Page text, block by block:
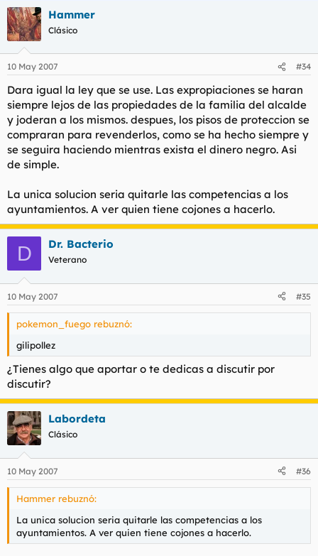
En su paso por el Senado, grupos como CiU no dieron el apoyo
a la ley hasta que, mediante un pacto con el PSOE, se limaron
ciertos aspectos competenciales que, según los grupos
nacionalistas, quitaban poder de decisión a las Comunidades
Autónomas. El Partido Popular, sin embargo, mantuvo su
oposición.
Rodríguez Zapatero intervino en el debate del pleno de la
Cámara Baja asegurando que de esta ley depende el
cumplimiento del mandato constitucional de ofrecer una
vivienda digna y adecuada a todos los ciudadanos. Para ello, la
ley reserva un 30% del suelo residencial para vivienda
protegida.
renta baja y media, el jefe del Ejecutivo afirmó que la ley
proporciona los instrumentos para "frenar la espiral de precios
desorbitados de la vivienda que se ha vivido en los últimos
años".
Desde el Partido Puluar se ha criticado la norma que afectará,
según este partido, especialmente a los propietarios de suelos
rústicos.
La nueva Ley del Suelo busca también reducir la corrupción
urbanística con renovados mecanismos de transparencia y
urbanísticos.
Durante el trámite parlamentario, la Asociación de Promotores
y Constructores criticó la ley afirmando que lejos de combatir
la corrupción, la favorecería.
Esta ley entrará en vigor el próximo 1 de julio, por lo que
afectará ya a los nuevos ayuntamientos constituidos tras las
elecciones del 27 de mayo.
/Por Edgar Aribau/
Hammer
Clásico
10 May 2007 #34
Dara igual la ley que se use. Las expropiaciones se haran
siempre lejos de las propiedades de la familia del alcalde
y joderan a los mismos. despues, los pisos de proteccion se
compraran para revenderlos, como se ha hecho siempre y
se seguira haciendo mientras exista el dinero negro. Asi
de simple.
La unica solucion seria quitarle las competencias a los
ayuntamientos. A ver quien tiene cojones a hacerlo.
D Dr. Bacterio
Veterano
10 May 2007 #35
pokemon_fuego rebuznó:
gilipollez
¿Tienes algo que aportar o te dedicas a discutir por
discutir?
Labordeta
Clásico
10 May 2007 #36
Hammer rebuznó:
La unica solucion seria quitarle las competencias a los
ayuntamientos. A ver quien tiene cojones a hacerlo.